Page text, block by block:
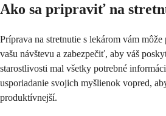
Ako sa pripraviť na
Príprava na stretnutie s lekárom vám
vašu návštevu a zabezpečiť, aby váš
starostlivosti mal všetky potrebné
usporiadanie svojich myšlienok vopred,
produktívnejší.